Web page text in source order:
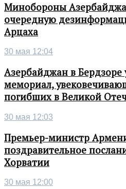
Минобороны
очередную
Арцаха
30 мая 12:04
Азербайджан в
мемориал,
погибших в Великой
30 мая 12:03
Премьер-министр
поздравительное
Хорватии
30 мая 12:00